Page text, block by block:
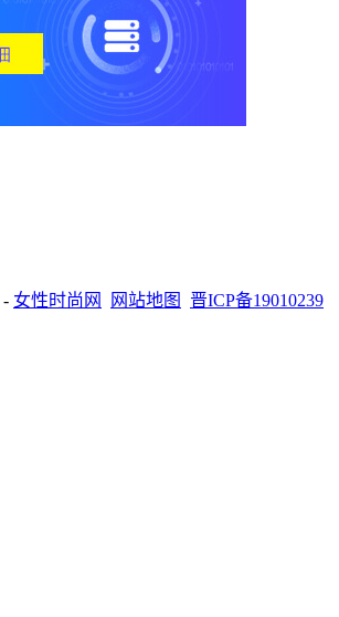
- 女性时尚网 网站地图
晋ICP备19010239